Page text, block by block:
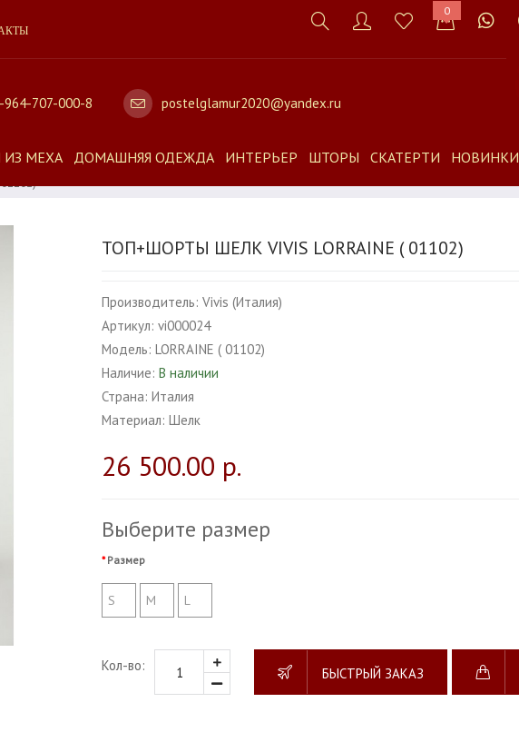
0
964-707-000-8 postelglamur2020@yandex.ru
ИЗ МЕХА ДОМАШНЯЯ ОДЕЖДА ИНТЕРЬЕР ШТОРЫ СКАТЕРТИ НОВИНКИ
ТОП+ШОРТЫ ШЕЛК VIVIS LORRAINE ( 01102)
Производитель: Vivis (Италия)
Артикул: vi000024
Модель: LORRAINE ( 01102)
Наличие: В наличии
Страна: Италия
Материал: Шелк
26 500.00 р.
Выберите размер
Размер
S M L
Кол-во: БЫСТРЫЙ ЗАКАЗ